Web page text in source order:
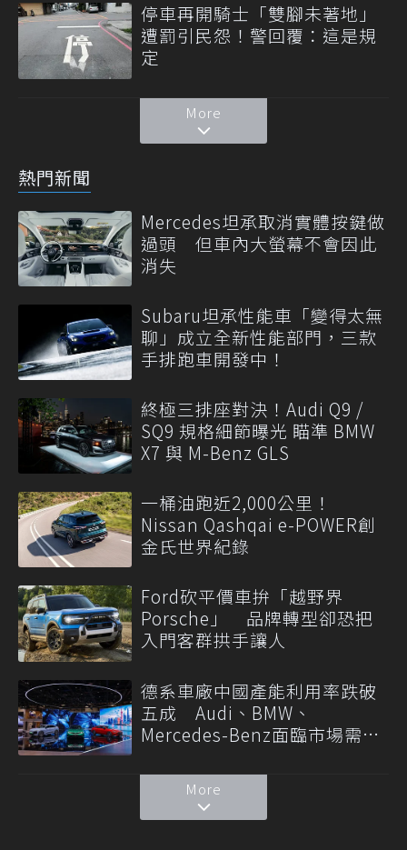
停車再開騎士「雙腳未著地」
遭罰引民怨！警回覆：這是規
定
More
熱門新聞
Mercedes坦承取消實體按鍵做
過頭 但車內大螢幕不會因此
消失
Subaru坦承性能車「變得太無
聊」成立全新性能部門，三款
手排跑車開發中！
終極三排座對決！Audi Q9 /
SQ9 規格細節曝光 瞄準 BMW
X7 與 M-Benz GLS
一桶油跑近2,000公里！
Nissan Qashqai e-POWER創
金氏世界紀錄
Ford砍平價車拚「越野界
Porsche」 品牌轉型卻恐把
入門客群拱手讓人
德系車廠中國產能利用率跌破
五成 Audi、BMW、
Mercedes-Benz面臨市場需求
More